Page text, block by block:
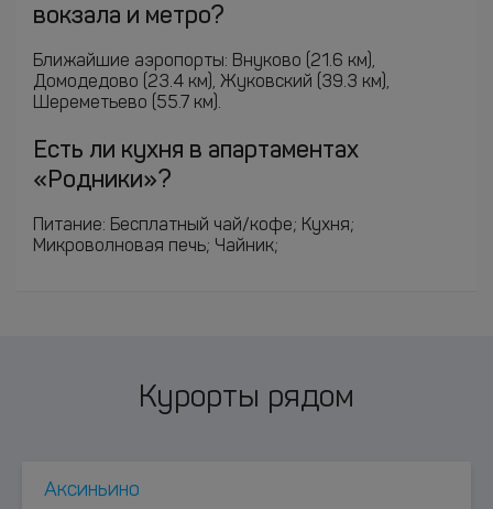
вокзала и метро?
Ближайшие аэропорты: Внуково (21.6 км),
Домодедово (23.4 км), Жуковский (39.3 км),
Шереметьево (55.7 км).
Есть ли кухня в апартаментах
«Родники»?
Питание: Бесплатный чай/кофе; Кухня;
Микроволновая печь; Чайник;
Курорты рядом
Аксиньино